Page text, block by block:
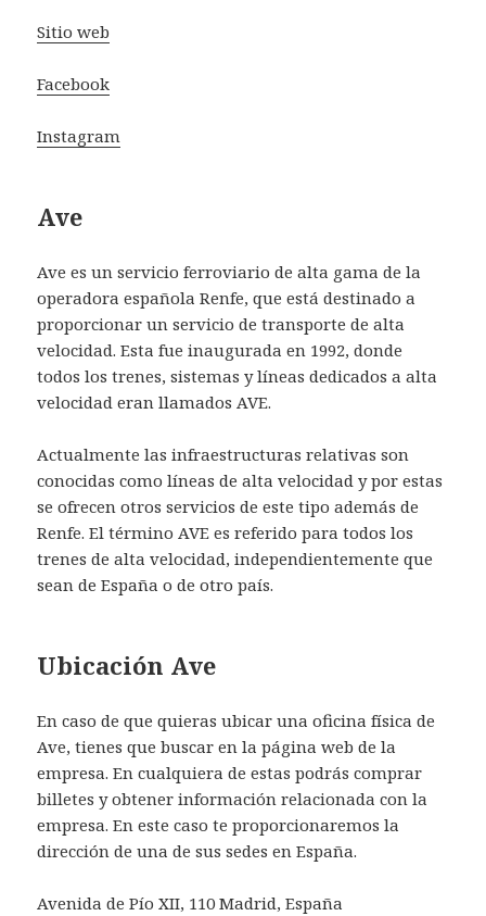
Sitio web
Facebook
Instagram
Ave
Ave es un servicio ferroviario de alta gama de la
operadora española Renfe, que está destinado a
proporcionar un servicio de transporte de alta
velocidad. Esta fue inaugurada en 1992, donde
todos los trenes, sistemas y líneas dedicados a alta
velocidad eran llamados AVE.
Actualmente las infraestructuras relativas son
conocidas como líneas de alta velocidad y por estas
se ofrecen otros servicios de este tipo además de
Renfe. El término AVE es referido para todos los
trenes de alta velocidad, independientemente que
sean de España o de otro país.
Ubicación Ave
En caso de que quieras ubicar una oficina física de
Ave, tienes que buscar en la página web de la
empresa. En cualquiera de estas podrás comprar
billetes y obtener información relacionada con la
empresa. En este caso te proporcionaremos la
dirección de una de sus sedes en España.
Avenida de Pío XII, 110 Madrid, España